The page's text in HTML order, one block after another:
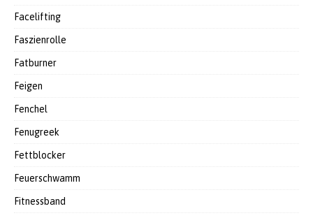
Facelifting
Faszienrolle
Fatburner
Feigen
Fenchel
Fenugreek
Fettblocker
Feuerschwamm
Fitnessband